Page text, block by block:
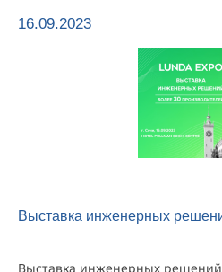
16.09.2023
Выставка инженерных
Выставка инженерных решений